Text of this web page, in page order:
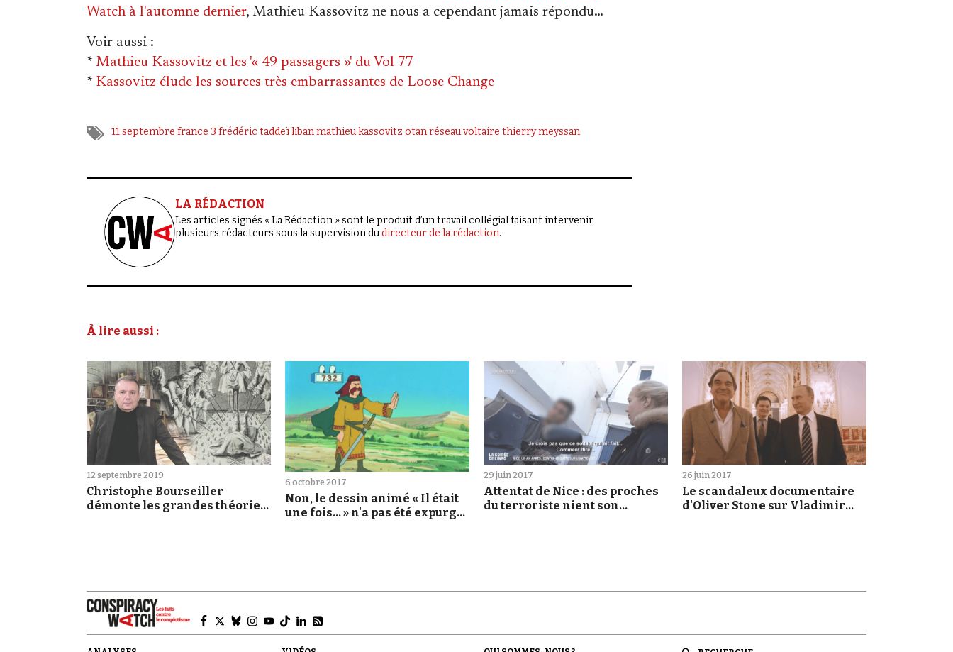
Watch à l'automne dernier, Mathieu Kassovitz ne nous a cependant jamais répondu…
Voir aussi :
* Mathieu Kassovitz et les '« 49 passagers »' du Vol 77
* Kassovitz élude les sources très embarrassantes de Loose Change
11 septembre france 3 frédéric taddeïlibanmathieu kassovitz otanréseau voltaire thierry meyssan
LA RÉDACTION
Les articles signés « La Rédaction » sont le produit d’un travail collégial faisant intervenir
plusieurs rédacteurs sous la supervision dudirecteur de la rédaction.
À lire aussi :
12 septembre 2019
Christophe Bourseiller
démonte les grandes théories
6 octobre 2017
Non, le dessin animé « Il était
une fois... » n'a pas été expurgé
29 juin 2017
Attentat de Nice : des proches
du terroriste nient son
26 juin 2017
Le scandaleux documentaire
d'Oliver Stone sur Vladimir